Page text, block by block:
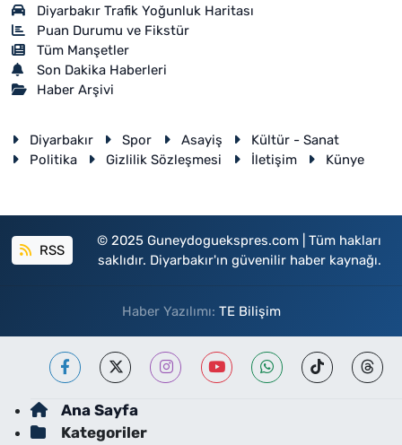
Diyarbakır Trafik Yoğunluk Haritası
Puan Durumu ve Fikstür
Tüm Manşetler
Son Dakika Haberleri
Haber Arşivi
Diyarbakır Spor Asayiş
Kültür - Sanat
Politika
Gizlilik Sözleşmesi İletişim Künye
RSS
© 2025 Guneydoguekspres.com | Tüm hakları
saklıdır. Diyarbakır'ın güvenilir haber kaynağı.
Haber Yazılımı: TE Bilişim
Ana Sayfa
Kategoriler